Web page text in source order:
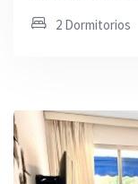
2 Dormitorios